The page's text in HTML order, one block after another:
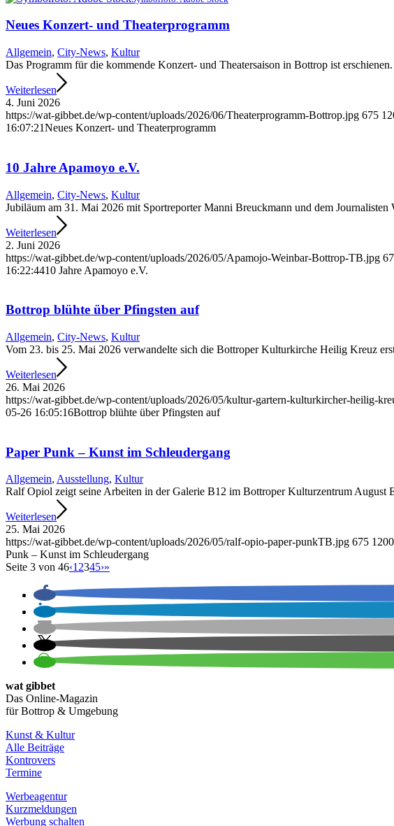
Neues Konzert- und Theaterprogramm
Allgemein, City-News, Kultur
Das Programm für die kommende Konzert- und Theatersaison in Bottrop ist
Weiterlesen
4. Juni 2026
https://wat-gibbet.de/wp-content/uploads/2026/06/Theaterprogramm-Bottrop.jpg 675
16:07:21Neues Konzert- und Theaterprogramm
10 Jahre Apamoyo e.V.
Allgemein, City-News, Kultur
Jubiläum am 31. Mai 2026 mit Sportreporter Manni Breuckmann und dem
Weiterlesen
2. Juni 2026
https://wat-gibbet.de/wp-content/uploads/2026/05/Apamojo-Weinbar-Bottrop-TB.jpg
16:22:4410 Jahre Apamoyo e.V.
Bottrop blühte über Pfingsten auf
Allgemein, City-News, Kultur
Vom 23. bis 25. Mai 2026 verwandelte sich die Bottroper Kulturkirche Heilig Kreuz
Weiterlesen
26. Mai 2026
https://wat-gibbet.de/wp-content/uploads/2026/05/kultur-gartern-kulturkircher-heilig-
05-26 16:05:16Bottrop blühte über Pfingsten auf
Paper Punk – Kunst im Schleudergang
Allgemein, Ausstellung, Kultur
Ralf Opiol zeigt seine Arbeiten in der Galerie B12 im Bottroper Kulturzentrum August
Weiterlesen
25. Mai 2026
https://wat-gibbet.de/wp-content/uploads/2026/05/ralf-opio-paper-punkTB.jpg 675 1200
Punk – Kunst im Schleudergang
Seite 3 von 46‹12345›»
wat gibbet
Das Online-Magazin
für Bottrop & Umgebung
Kunst & Kultur
Alle Beiträge
Kontrovers
Termine
Werbeagentur
Kurzmeldungen
Werbung schalten